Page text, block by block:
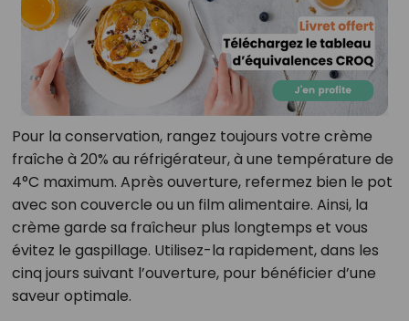
Pour la conservation, rangez toujours votre crème
fraîche à 20% au réfrigérateur, à une température de
4°C maximum. Après ouverture, refermez bien le pot
avec son couvercle ou un film alimentaire. Ainsi, la
crème garde sa fraîcheur plus longtemps et vous
évitez le gaspillage. Utilisez-la rapidement, dans les
cinq jours suivant l’ouverture, pour bénéficier d’une
saveur optimale.